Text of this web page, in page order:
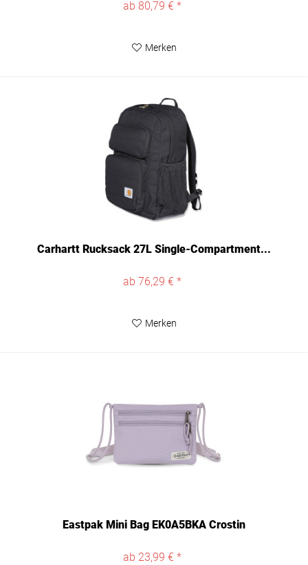
ab 80,79 € *
Merken
Carhartt Rucksack 27L Single-Compartment...
ab 76,29 € *
Merken
Eastpak Mini Bag EK0A5BKA Crostin
ab 23,99 € *